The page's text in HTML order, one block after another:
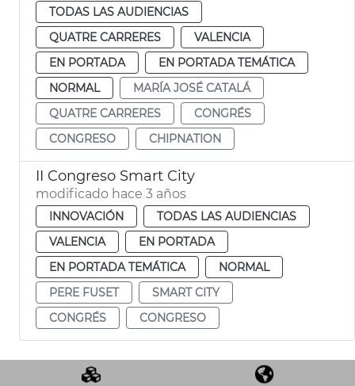
TODAS LAS AUDIENCIAS
QUATRE CARRERES
VALENCIA
EN PORTADA
EN PORTADA TEMÁTICA
NORMAL
MARÍA JOSÉ CATALÁ
QUATRE CARRERES
CONGRÉS
CONGRESO
CHIPNATION
II Congreso Smart City
modificado hace 3 años
INNOVACIÓN
TODAS LAS AUDIENCIAS
VALENCIA
EN PORTADA
EN PORTADA TEMÁTICA
NORMAL
PERE FUSET
SMART CITY
CONGRÉS
CONGRESO